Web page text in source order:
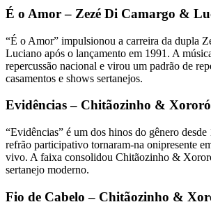
É o Amor – Zezé Di Camargo &
“É o Amor” impulsionou a carreira da dupla
Luciano após o lançamento em 1991. A
repercussão nacional e virou um padrão de
casamentos e shows sertanejos.
Evidências – Chitãozinho &
“Evidências” é um dos hinos do gênero desde
refrão participativo tornaram-na onipresente
vivo. A faixa consolidou Chitãozinho &
sertanejo moderno.
Fio de Cabelo – Chitãozinho &